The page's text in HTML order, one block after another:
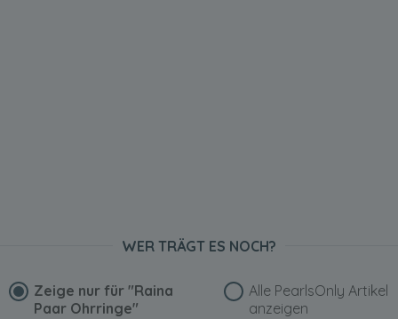
WER TRÄGT ES NOCH?
Zeige nur für "Raina
Paar Ohrringe"
Alle PearlsOnly Artikel
anzeigen